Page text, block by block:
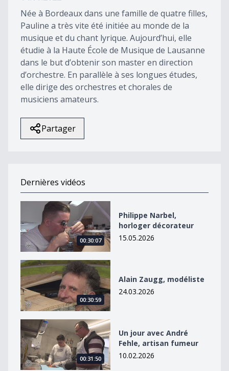
seconds
Née à Bordeaux dans une famille de quatre filles,
Pauline a très vite été initiée au monde de la
musique et du chant lyrique. Aujourd’hui, elle
étudie à la Haute École de Musique de Lausanne
dans le but d’obtenir son master en direction
d’orchestre. En parallèle à ses longues études,
elle dirige des orchestres et chorales de
musiciens amateurs.
Partager
Dernières vidéos
Philippe Narbel, horloger décorateur
00:30:07
Philippe Narbel,
horloger décorateur
15.05.2026
Alain Zaugg, modéliste
00:30:59
Alain Zaugg, modéliste
24.03.2026
Un jour avec André Fehle, artisan fumeur
00:31:50
Un jour avec André
Fehle, artisan fumeur
10.02.2026